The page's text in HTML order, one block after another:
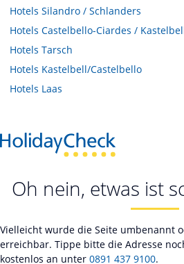
Hotels Silandro / Schlanders
Hotels Castelbello-Ciardes /
Hotels Tarsch
Hotels Kastelbell/Castelbello
Hotels Laas
Oh nein, etwas ist
Vielleicht wurde die Seite umbenannt
erreichbar. Tippe bitte die Adresse
kostenlos an unter 0891 437 9100.